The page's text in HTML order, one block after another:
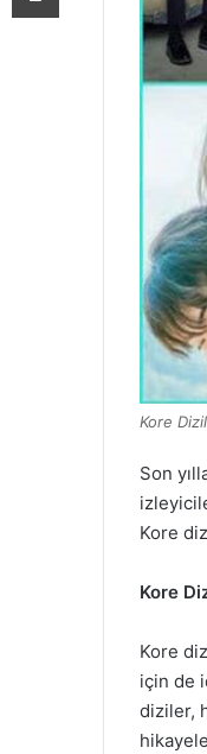
Kore
Son
Kore
Kore
Kore
için de
diziler,